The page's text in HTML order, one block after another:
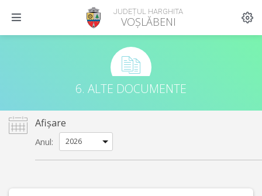
JUDEȚUL HARGHITA
VOȘLĂBENI
6. ALTE DOCUMENTE
Afișare
Anul: